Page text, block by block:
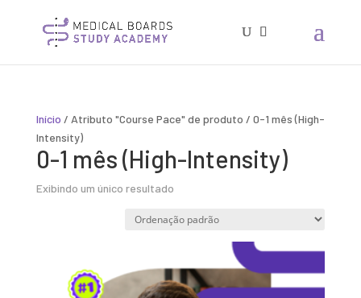
Início / Atributo "Course Pace" de produto / 0-1 mês (High-
Intensity)
0-1 mês (High-Intensity)
Exibindo um único resultado